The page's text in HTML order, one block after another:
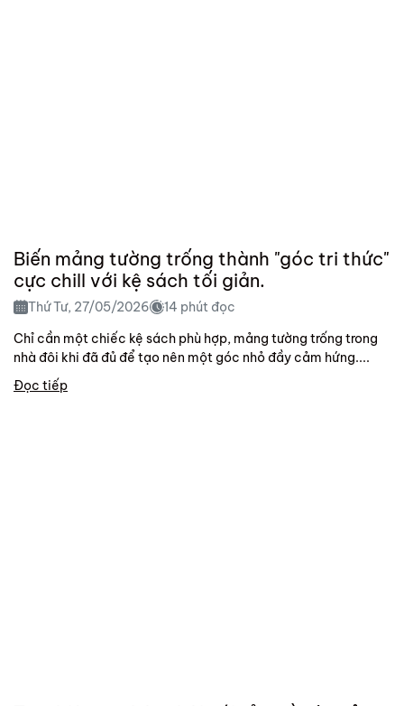
Biến mảng tường trống thành "góc tri thức"
cực chill với kệ sách tối giản.
Thứ Tư, 27/05/2026
14 phút đọc
Chỉ cần một chiếc kệ sách phù hợp, mảng tường trống trong
nhà đôi khi đã đủ để tạo nên một góc nhỏ đầy cảm hứng....
Đọc tiếp